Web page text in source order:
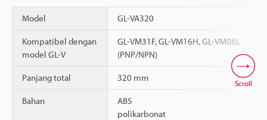
Model GL-VA320
Kompatibel dengan
model GL-V
GL-VM31F, GL-VM16H, GL-VM08L
(PNP/NPN)
Panjang total 320 mm
Bahan
ABS
polikarbonat
Scroll